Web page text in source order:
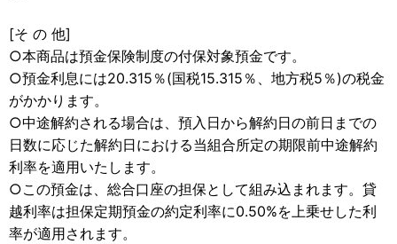
[そ の 他]
○本商品は預金保険制度の付保対象預金です。
○預金利息には20.315％(国税15.315％、地方税5％)の税金
がかかります。
○中途解約される場合は、預入日から解約日の前日までの
日数に応じた解約日における当組合所定の期限前中途解約
利率を適用いたします。
○この預金は、総合口座の担保として組み込まれます。貸
越利率は担保定期預金の約定利率に0.50%を上乗せした利
率が適用されます。